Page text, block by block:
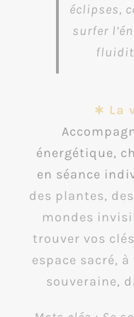
éclipses,
surfer
∗ La
énergétique,
en séance
des plantes,
mondes
trouver vos
espace sacré,
souveraine,